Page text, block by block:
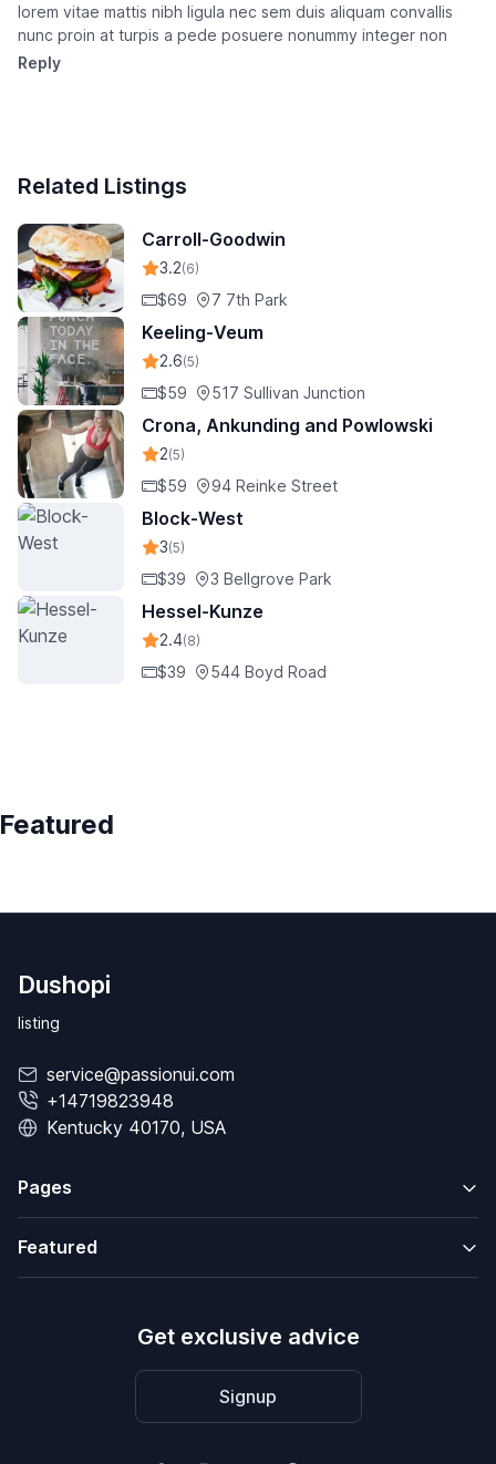
lorem vitae mattis nibh ligula nec sem duis aliquam convallis
nunc proin at turpis a pede posuere nonummy integer non
Reply
Related Listings
Carroll-Goodwin
3.2(6)
$69 7 7th Park
Keeling-Veum
2.6(5)
$59 517 Sullivan Junction
Crona, Ankunding and Powlowski
2(5)
$59 94 Reinke Street
Block-West
3(5)
$39 3 Bellgrove Park
Hessel-Kunze
2.4(8)
$39 544 Boyd Road
Featured
Dushopi
listing
service@passionui.com
+14719823948
Kentucky 40170, USA
Pages
Featured
Get exclusive advice
Signup